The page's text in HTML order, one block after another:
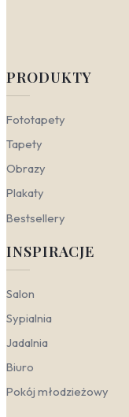
PRODUKTY
Fototapety
Tapety
Obrazy
Plakaty
Bestsellery
INSPIRACJE
Salon
Sypialnia
Jadalnia
Biuro
Pokój młodzieżowy